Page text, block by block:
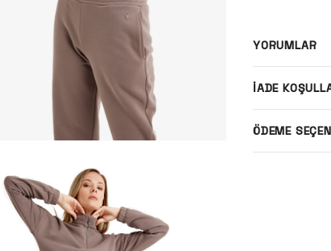
YORUMLAR
İADE
ÖDEME